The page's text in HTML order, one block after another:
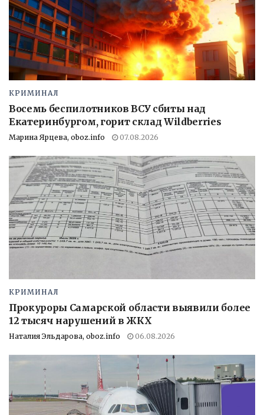
КРИМИНАЛ
Восемь беспилотников ВСУ сбиты над
Екатеринбургом, горит склад Wildberries
Марина Ярцева, oboz.info 07.08.2026
КРИМИНАЛ
Прокуроры Самарской области выявили более
12 тысяч нарушений в ЖКХ
Наталия Эльдарова, oboz.info 06.08.2026